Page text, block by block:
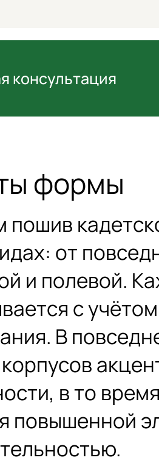
консультация
формы
пошив
от
и полевой.
с
В
в то
повышенной